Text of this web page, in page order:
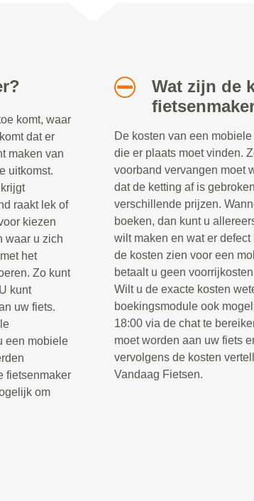
komt, waar
dat er
maken van
uitkomst.
raakt lek of
kiezen
waar u zich
het
Zo kunt
kunt
uw fiets.
een mobiele
fietsenmaker
om
Wat zijn de
De kosten van een
die er plaats moet vinden.
voorband vervangen moet
dat de ketting af is
verschillende prijzen.
boeken, dan kunt u
wilt maken en wat er
de kosten zien voor een
betaalt u geen
Wilt u de exacte kosten
boekingsmodule ook
18:00 via de chat te
moet worden aan uw fiets
vervolgens de kosten
Vandaag Fietsen.